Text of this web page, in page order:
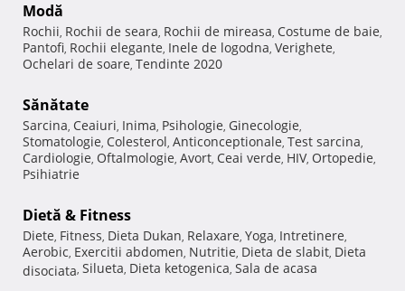
Modă
Rochii, Rochii de seara, Rochii de mireasa, Costume de baie,
Pantofi, Rochii elegante, Inele de logodna, Verighete,
Ochelari de soare, Tendinte 2020
Sănătate
Sarcina, Ceaiuri, Inima, Psihologie, Ginecologie,
Stomatologie, Colesterol, Anticonceptionale, Test sarcina,
Cardiologie, Oftalmologie, Avort, Ceai verde, HIV, Ortopedie,
Psihiatrie
Dietă & Fitness
Diete, Fitness, Dieta Dukan, Relaxare, Yoga, Intretinere,
Aerobic, Exercitii abdomen, Nutritie, Dieta de slabit, Dieta
disociata, Silueta, Dieta ketogenica, Sala de acasa